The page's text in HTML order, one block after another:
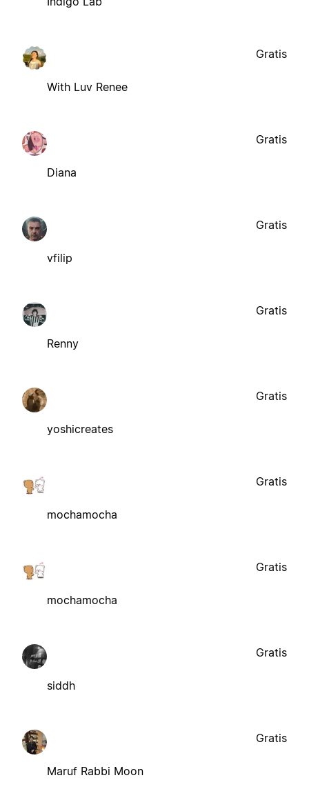
With Luv Renee
Gratis
Diana
Gratis
vfilip
Gratis
Renny
Gratis
yoshicreates
Gratis
mochamocha
Gratis
mochamocha
Gratis
siddh
Gratis
Maruf Rabbi Moon
Gratis